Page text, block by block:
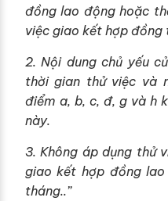
đồng lao động hoặc
việc giao kết hợp đồng
2. Nội dung chủ yếu
thời gian thử việc và
điểm a, b, c, đ, g và h
này.
3. Không áp dụng thử
giao kết hợp đồng
tháng..”